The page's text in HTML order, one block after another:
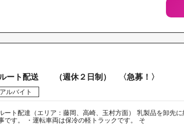
ート配送 （週休２日制） 〈急募！〉
ルバイト
ート配達（エリア：藤岡、高崎、玉村方面） 乳製品を卸先
です。 ・運転車両は保冷の軽トラックです。 そ